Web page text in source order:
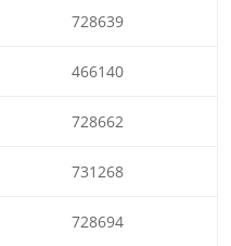
728639
466140
728662
731268
728694